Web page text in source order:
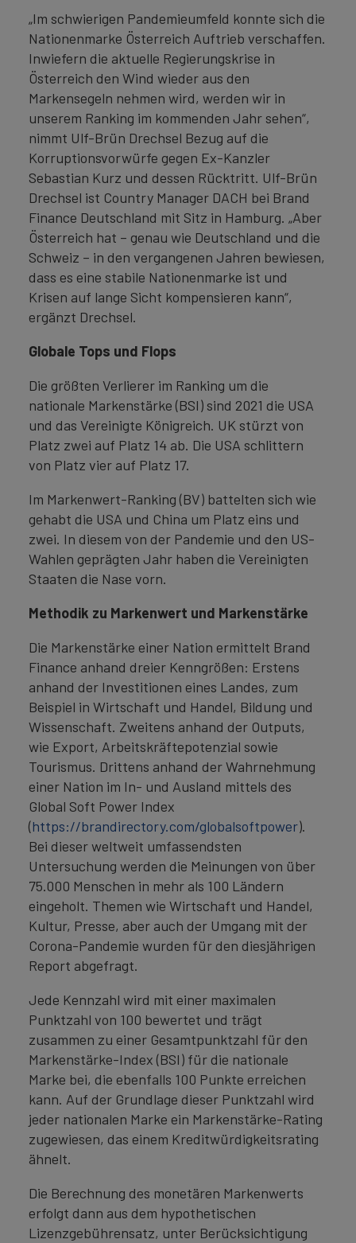
„Im schwierigen Pandemieumfeld konnte sich die
Nationenmarke Österreich Auftrieb verschaffen.
Inwiefern die aktuelle Regierungskrise in
Österreich den Wind wieder aus den
Markensegeln nehmen wird, werden wir in
unserem Ranking im kommenden Jahr sehen“,
nimmt Ulf-Brün Drechsel Bezug auf die
Korruptionsvorwürfe gegen Ex-Kanzler
Sebastian Kurz und dessen Rücktritt. Ulf-Brün
Drechsel ist Country Manager DACH bei Brand
Finance Deutschland mit Sitz in Hamburg. „Aber
Österreich hat – genau wie Deutschland und die
Schweiz – in den vergangenen Jahren bewiesen,
dass es eine stabile Nationenmarke ist und
Krisen auf lange Sicht kompensieren kann“,
ergänzt Drechsel.
Globale Tops und Flops
Die größten Verlierer im Ranking um die
nationale Markenstärke (BSI) sind 2021 die USA
und das Vereinigte Königreich. UK stürzt von
Platz zwei auf Platz 14 ab. Die USA schlittern
von Platz vier auf Platz 17.
Im Markenwert-Ranking (BV) battelten sich wie
gehabt die USA und China um Platz eins und
zwei. In diesem von der Pandemie und den US-
Wahlen geprägten Jahr haben die Vereinigten
Staaten die Nase vorn.
Methodik zu Markenwert und Markenstärke
Die Markenstärke einer Nation ermittelt Brand
Finance anhand dreier Kenngrößen: Erstens
anhand der Investitionen eines Landes, zum
Beispiel in Wirtschaft und Handel, Bildung und
Wissenschaft. Zweitens anhand der Outputs,
wie Export, Arbeitskräftepotenzial sowie
Tourismus. Drittens anhand der Wahrnehmung
einer Nation im In- und Ausland mittels des
Global Soft Power Index
(https://brandirectory.com/globalsoftpower).
Bei dieser weltweit umfassendsten
Untersuchung werden die Meinungen von über
75.000 Menschen in mehr als 100 Ländern
eingeholt. Themen wie Wirtschaft und Handel,
Kultur, Presse, aber auch der Umgang mit der
Corona-Pandemie wurden für den diesjährigen
Report abgefragt.
Jede Kennzahl wird mit einer maximalen
Punktzahl von 100 bewertet und trägt
zusammen zu einer Gesamtpunktzahl für den
Markenstärke-Index (BSI) für die nationale
Marke bei, die ebenfalls 100 Punkte erreichen
kann. Auf der Grundlage dieser Punktzahl wird
jeder nationalen Marke ein Markenstärke-Rating
zugewiesen, das einem Kreditwürdigkeitsrating
ähnelt.
Die Berechnung des monetären Markenwerts
erfolgt dann aus dem hypothetischen
Lizenzgebührensatz, unter Berücksichtigung